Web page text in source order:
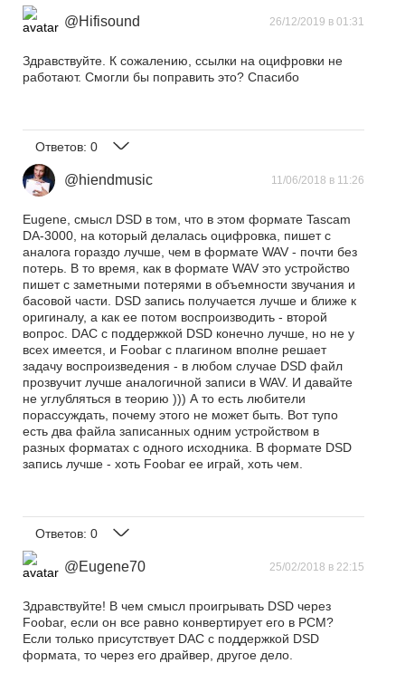
@Hifisound 26/12/2019 в 01:31
Здравствуйте. К сожалению, ссылки на оцифровки не
работают. Смогли бы поправить это? Спасибо
Ответов: 0
@hiendmusic 11/06/2018 в 11:26
Eugene, смысл DSD в том, что в этом формате Tascam
DA-3000, на который делалась оцифровка, пишет с
аналога гораздо лучше, чем в формате WAV - почти без
потерь. В то время, как в формате WAV это устройство
пишет с заметными потерями в объемности звучания и
басовой части. DSD запись получается лучше и ближе к
оригиналу, а как ее потом воспроизводить - второй
вопрос. DAC с поддержкой DSD конечно лучше, но не у
всех имеется, и Foobar с плагином вполне решает
задачу воспроизведения - в любом случае DSD файл
прозвучит лучше аналогичной записи в WAV. И давайте
не углубляться в теорию ))) А то есть любители
порассуждать, почему этого не может быть. Вот тупо
есть два файла записанных одним устройством в
разных форматах с одного исходника. В формате DSD
запись лучше - хоть Foobar ее играй, хоть чем.
Ответов: 0
@Eugene70 25/02/2018 в 22:15
Здравствуйте! В чем смысл проигрывать DSD через
Foobar, если он все равно конвертирует его в PCM?
Если только присутствует DAC с поддержкой DSD
формата, то через его драйвер, другое дело.